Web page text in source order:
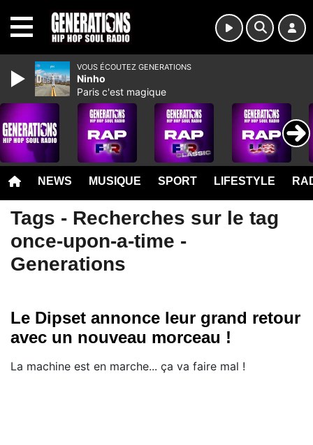
NEWS MUSIQUE SPORT LIFESTYLE
Tags - Recherches sur le tag
once-upon-a-time -
Generations
Le Dipset annonce leur grand retour
avec un nouveau morceau !
La machine est en marche... ça va faire mal !
VOUS ÉCOUTEZ GENERATIONS
Ninho
Paris c'est magique